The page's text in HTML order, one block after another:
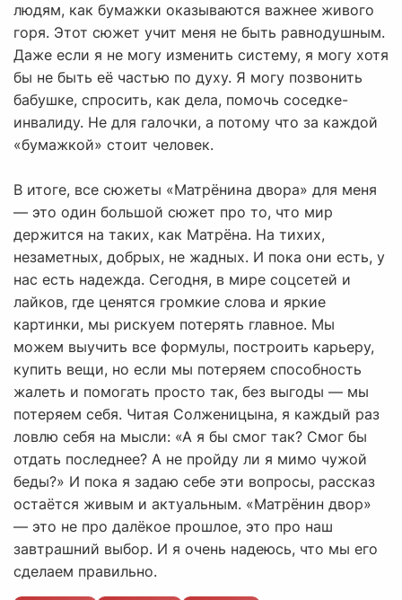
людям, как бумажки оказываются важнее живого
горя. Этот сюжет учит меня не быть равнодушным.
Даже если я не могу изменить систему, я могу хотя
бы не быть её частью по духу. Я могу позвонить
бабушке, спросить, как дела, помочь соседке-
инвалиду. Не для галочки, а потому что за каждой
«бумажкой» стоит человек.
В итоге, все сюжеты «Матрёнина двора» для меня
— это один большой сюжет про то, что мир
держится на таких, как Матрёна. На тихих,
незаметных, добрых, не жадных. И пока они есть, у
нас есть надежда. Сегодня, в мире соцсетей и
лайков, где ценятся громкие слова и яркие
картинки, мы рискуем потерять главное. Мы
можем выучить все формулы, построить карьеру,
купить вещи, но если мы потеряем способность
жалеть и помогать просто так, без выгоды — мы
потеряем себя. Читая Солженицына, я каждый раз
ловлю себя на мысли: «А я бы смог так? Смог бы
отдать последнее? А не пройду ли я мимо чужой
беды?» И пока я задаю себе эти вопросы, рассказ
остаётся живым и актуальным. «Матрёнин двор»
— это не про далёкое прошлое, это про наш
завтрашний выбор. И я очень надеюсь, что мы его
сделаем правильно.